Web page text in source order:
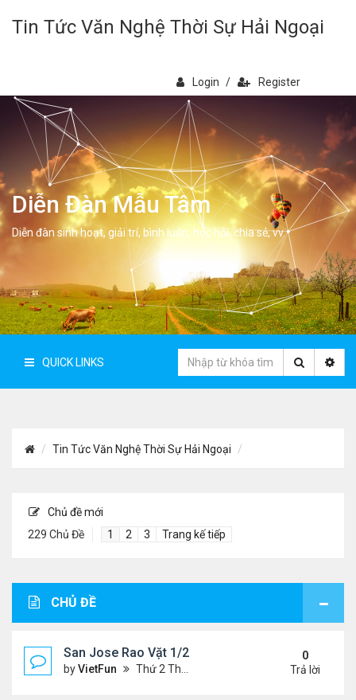
Tin Tức Văn Nghệ Thời Sự Hải Ngoại
Login / Register
Diễn Đàn Mẫu Tâm
Diễn đàn sinh hoạt, giải trí, bình luân, học hỏi, chia sẻ, vv.
QUICK LINKS
Tin Tức Văn Nghệ Thời Sự Hải Ngoại
Chủ đề mới
229 Chủ Đề
1 2 3 Trang kế tiếp
CHỦ ĐỀ
San Jose Rao Vặt 1/21/22- 1/28/22
byVietFun Thứ 2 Tháng 1 24, 2022 10:25 pm
0
Trả lời